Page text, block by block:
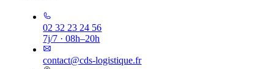
02 32 23 24 56
7j/7 · 08h–20h
contact@cds-logistique.fr